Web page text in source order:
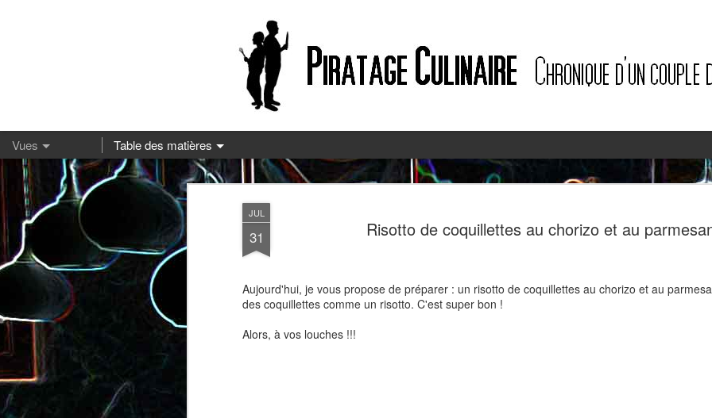
JUL
31 Risotto de coquillettes au chorizo et au
Aujourd'hui, je vous propose de préparer : un risotto de coquillettes au chorizo et au
des coquillettes comme un risotto. C'est super bon !
Alors, à vos louches !!!
Pizza à la mozzarella et à la
13
2